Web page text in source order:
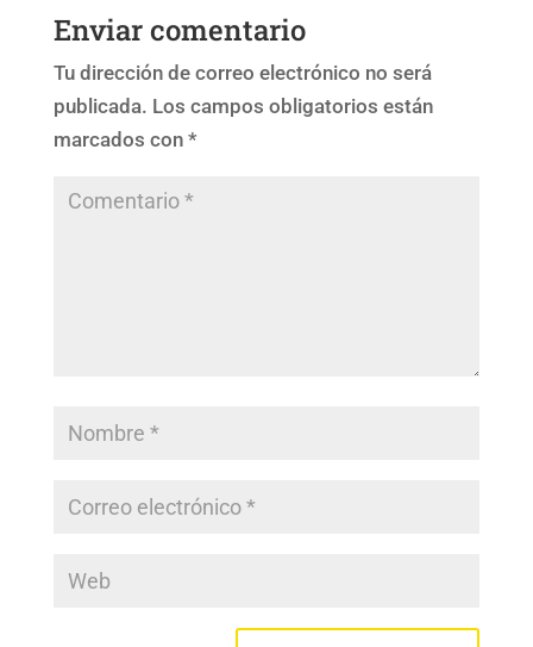
Enviar comentario
Tu dirección de correo electrónico no será
publicada. Los campos obligatorios están
marcados con *